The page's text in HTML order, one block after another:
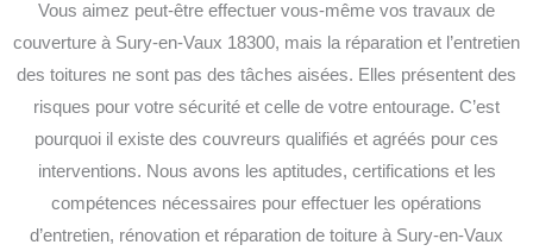
Vous aimez peut-être effectuer vous-même vos travaux de
couverture à Sury-en-Vaux 18300, mais la réparation et l’entretien
des toitures ne sont pas des tâches aisées. Elles présentent des
risques pour votre sécurité et celle de votre entourage. C’est
pourquoi il existe des couvreurs qualifiés et agréés pour ces
interventions. Nous avons les aptitudes, certifications et les
compétences nécessaires pour effectuer les opérations
d’entretien, rénovation et réparation de toiture à Sury-en-Vaux